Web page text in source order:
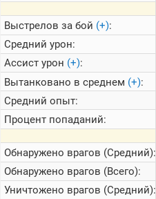
Выстрелов за бой (+):
Средний урон:
Ассист урон (+):
Вытанковано в среднем (+):
Средний опыт:
Процент попаданий:
Обнаружено врагов (Средний):
Обнаружено врагов (Всего):
Уничтожено врагов (Средний):